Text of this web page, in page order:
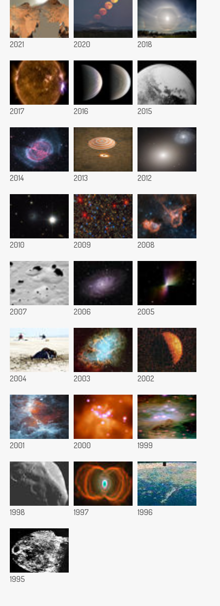
2021 2020 2018
2017 2016 2015
2014 2013 2012
2010 2009 2008
2007 2006 2005
2004 2003 2002
2001 2000 1999
1998 1997 1996
1995